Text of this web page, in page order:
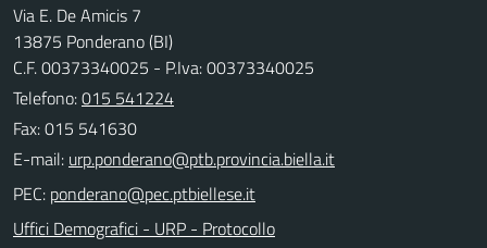
Via E. De Amicis 7
13875 Ponderano (BI)
C.F. 00373340025 - P.Iva: 00373340025
Telefono:015 541224
Fax: 015 541630
E-mail:
PEC:
Uffici Demografici - URP - Protocollo